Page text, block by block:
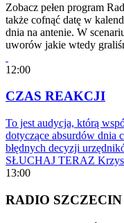
Zobacz pełen program
także cofnąć datę w
dnia na antenie. W
uworów jakie wtedy
12:00
CZAS REAKCJI
To jest audycja, którą
dotyczące absurdów dnia
błędnych decyzji
SŁUCHAJ TERAZ
13:00
RADIO